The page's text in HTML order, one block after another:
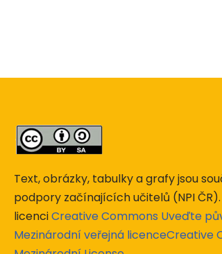
Text, obrázky, tabulky a grafy jsou
podpory začínajících učitelů (NPI
licenciCreative Commons Uveďte
Mezinárodní veřejná licenceCreative